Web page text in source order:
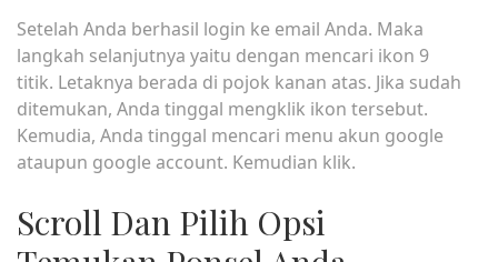
Setelah Anda berhasil login ke email Anda. Maka
langkah selanjutnya yaitu dengan mencari ikon 9
titik. Letaknya berada di pojok kanan atas. Jika sudah
ditemukan, Anda tinggal mengklik ikon tersebut.
Kemudia, Anda tinggal mencari menu akun google
ataupun google account. Kemudian klik.
Scroll Dan Pilih Opsi